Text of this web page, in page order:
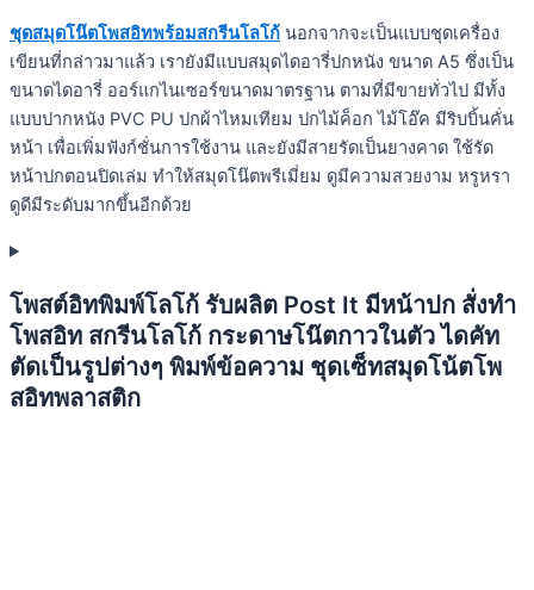
ชุดสมุดโน๊ตโพสอิทพร้อมสกรีนโลโก้ นอกจากจะเป็นแบบชุดเครื่อง
เขียนที่กล่าวมาแล้ว เรายังมีแบบสมุดไดอารี่ปกหนัง ขนาด A5 ซึ่งเป็น
ขนาดไดอารี่ ออร์แกไนเซอร์ขนาดมาตรฐาน ตามที่มีขายทั่วไป มีทั้ง
แบบปากหนัง PVC PU ปกผ้าไหมเทียม ปกไม้ค็อก ไม้โอ๊ค มีริบบิ้นคั่น
หน้า เพื่อเพิ่มฟังก์ชั่นการใช้งาน และยังมีสายรัดเป็นยางคาด ใช้รัด
หน้าปกตอนปิดเล่ม ทำให้สมุดโน๊ตพรีเมี่ยม ดูมีความสวยงาม หรูหรา
ดูดีมีระดับมากขึ้นอีกด้วย
โพสต์อิทพิมพ์โลโก้ รับผลิต Post It มีหน้าปก สั่งทำ
โพสอิท สกรีนโลโก้ กระดาษโน๊ตกาวในตัว ไดคัท
ตัดเป็นรูปต่างๆ พิมพ์ข้อความ ชุดเซ็ทสมุดโน้ตโพ
สอิทพลาสติก